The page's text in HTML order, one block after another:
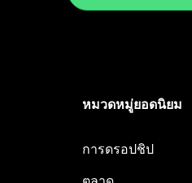
หมวดหมู่ยอดนิยม
การดรอปชิป